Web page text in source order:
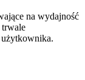
na wydajność
trwale
użytkownika.